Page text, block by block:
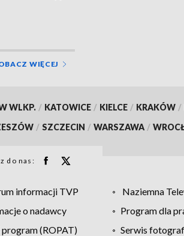
WIĘCEJ
WLKP. / KATOWICE / KIELCE / KRAKÓW /
/ SZCZECIN / WARSZAWA /
do nas:
informacji TVP Naziemna
o nadawcy
Program dla
program (ROPAT)
Serwis